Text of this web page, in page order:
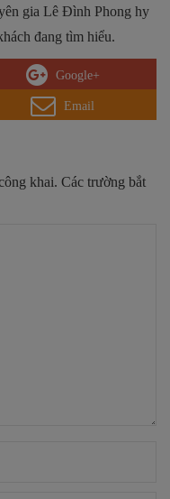
gia Lê Đình Phong hy
đang tìm hiểu.
Google+
Email
khai. Các trường bắt